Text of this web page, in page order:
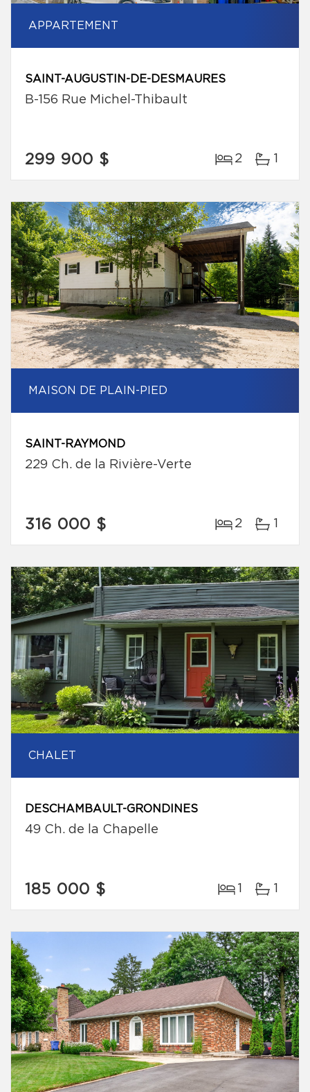
APPARTEMENT
SAINT-AUGUSTIN-DE-DESMAURES
B-156 Rue Michel-Thibault
299 900 $ 2 1
MAISON DE PLAIN-PIED
SAINT-RAYMOND
229 Ch. de la Rivière-Verte
316 000 $ 2 1
CHALET
DESCHAMBAULT-GRONDINES
49 Ch. de la Chapelle
185 000 $ 1 1